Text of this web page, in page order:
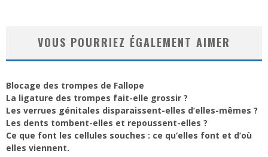
VOUS POURRIEZ ÉGALEMENT AIMER
Blocage des trompes de Fallope
La ligature des trompes fait-elle grossir ?
Les verrues génitales disparaissent-elles d’elles-mêmes ?
Les dents tombent-elles et repoussent-elles ?
Ce que font les cellules souches : ce qu’elles font et d’où
elles viennent.